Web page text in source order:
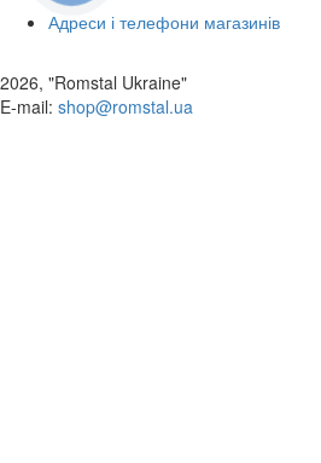
Адреси і телефони магазинів
2026, "Romstal Ukraine"
​E-mail: shop@romstal.ua